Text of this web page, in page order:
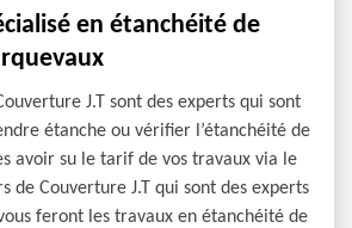
en étanchéité de
J.T sont des experts qui sont
étanche ou vérifier l’étanchéité de
avoir su le tarif de vos travaux via le
de Couverture J.T qui sont des experts
feront les travaux en étanchéité de